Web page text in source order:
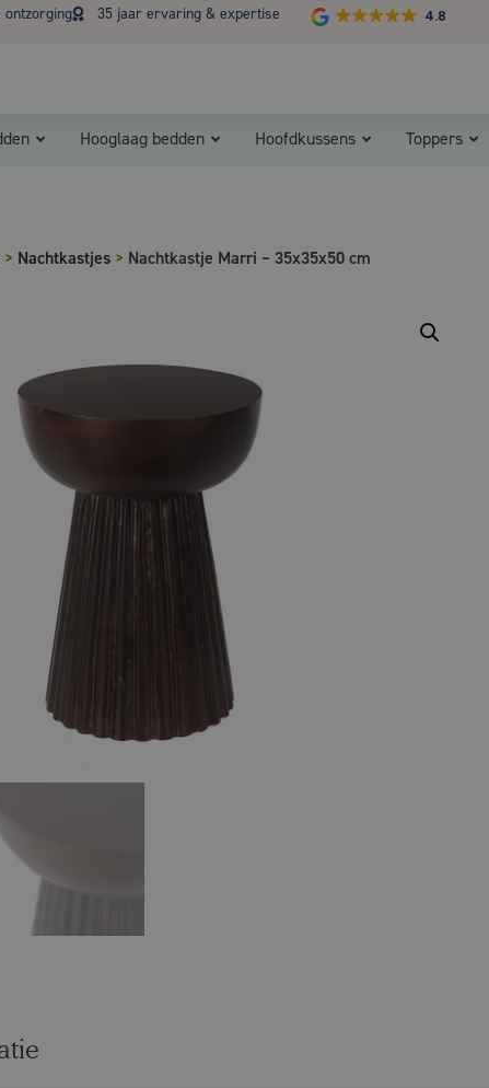
ontzorging 35 jaar ervaring & expertise 4.8
Koopzondag 29 maart in
Hooglaag bedden Hoofdkussens Toppers
> Nachtkastjes > Nachtkastje Marri – 35x35x50 cm